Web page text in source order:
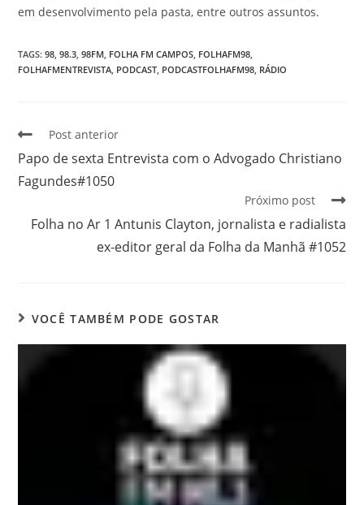
em desenvolvimento pela pasta, entre outros assuntos.
TAGS:98 98.3 98FM FOLHA FM CAMPOS FOLHAFM98
FOLHAFMENTREVISTA PODCAST PODCASTFOLHAFM98 RÁDIO
Post anterior
Papo de sexta Entrevista com o Advogado Christiano
Fagundes#1050
Próximo post
Folha no Ar 1 Antunis Clayton, jornalista e radialista
ex-editor geral da Folha da Manhã #1052
VOCÊ TAMBÉM PODE GOSTAR